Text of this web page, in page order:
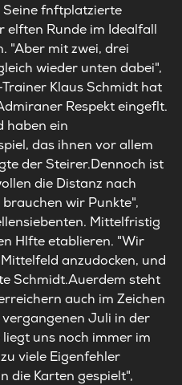
Seine fnftplatzierte
elften Runde im Idealfall
"Aber mit zwei, drei
wieder unten dabei",
Klaus Schmidt hat
Respekt eingeflt.
haben ein
das ihnen vor allem
der Steirer.Dennoch ist
die Distanz nach
wir Punkte",
Mittelfristig
Hlfte etablieren. "Wir
anzudocken, und
Schmidt.Auerdem steht
auch im Zeichen
Juli in der
uns noch immer im
viele Eigenfehler
die Karten gespielt",